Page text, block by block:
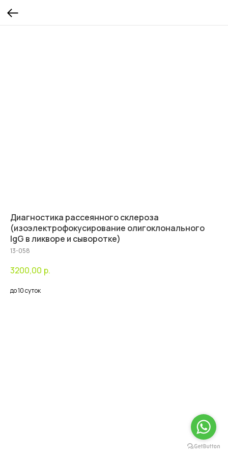
Диагностика рассеянного склероза
(изоэлектрофокусирование олигоклонального
IgG в ликворе и сыворотке)
13-058
3200,00 р.
до 10 суток